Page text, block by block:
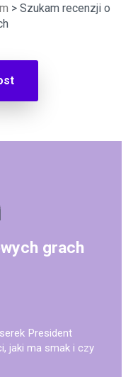
> Szukam recenzji o
grach
President
jaki ma smak i czy